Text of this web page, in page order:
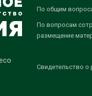
По общим
По вопросам
размещение
Свидетельство